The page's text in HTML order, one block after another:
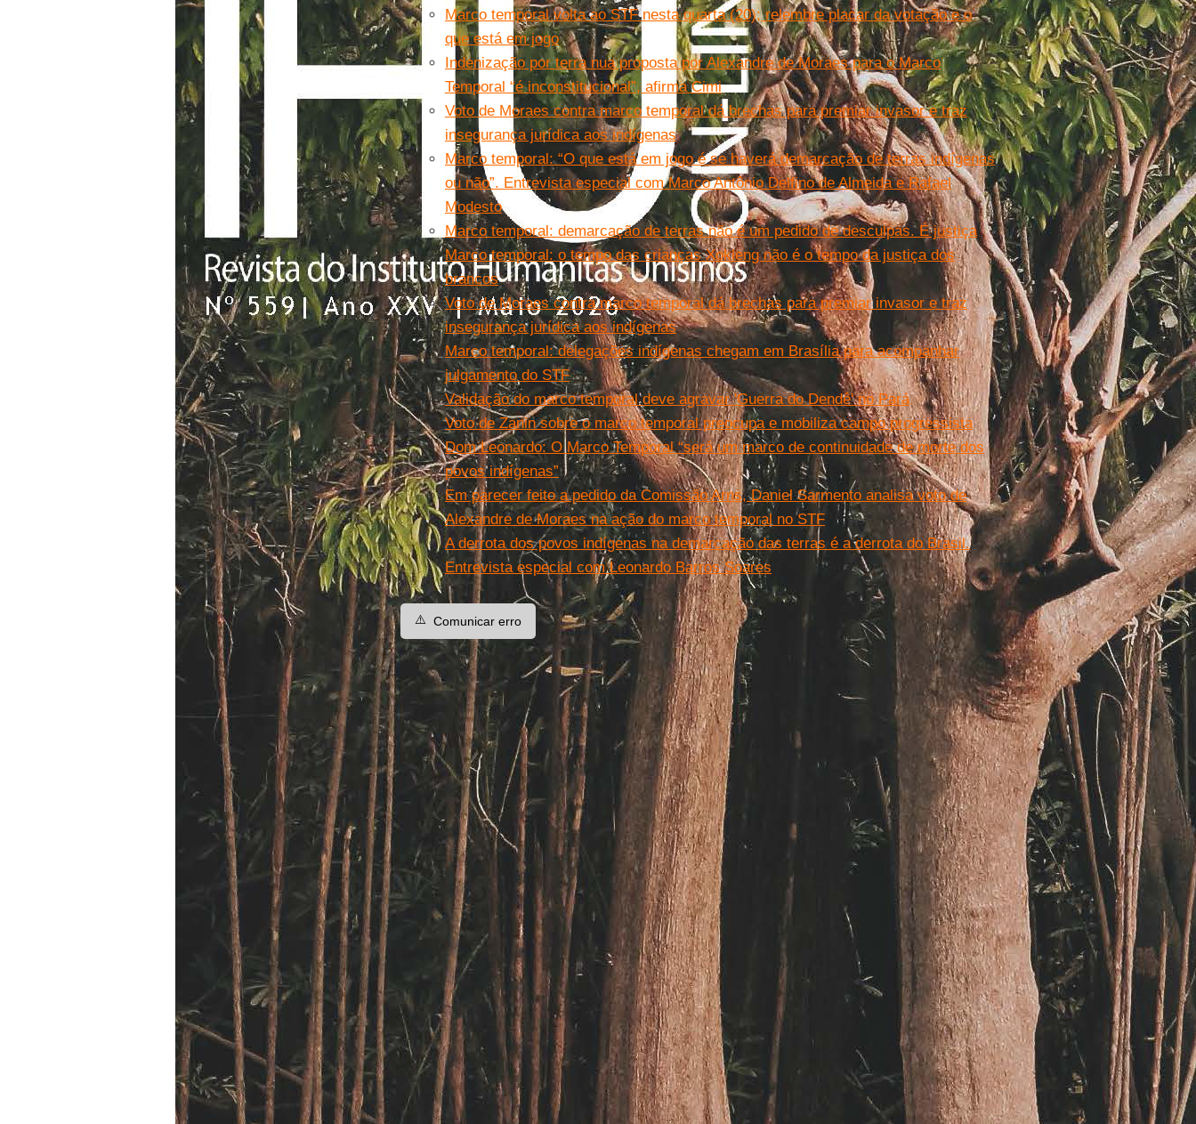
Marco temporal volta ao STF nesta quarta (20); relembre placar da votação e o
que está em jogo
Indenização por terra nua proposta por Alexandre de Moraes para o Marco
Temporal “é inconstitucional”, afirma Cimi
Voto de Moraes contra marco temporal dá brechas para premiar invasor e traz
insegurança jurídica aos indígenas
Marco temporal: “O que está em jogo é se haverá demarcação de terras indígenas
ou não”. Entrevista especial com Marco Antônio Delfino de Almeida e Rafael
Modesto
Marco temporal: demarcação de terras não é um pedido de desculpas. É justiça
Marco temporal: o tempo das crianças Xokleng não é o tempo da justiça dos
brancos
Voto de Moraes contra marco temporal dá brechas para premiar invasor e traz
insegurança jurídica aos indígenas
Marco temporal: delegações indígenas chegam em Brasília para acompanhar
julgamento do STF
Validação do marco temporal deve agravar 'Guerra do Dendê' no Pará
Voto de Zanin sobre o marco temporal preocupa e mobiliza campo progressista
Dom Leonardo: O Marco Temporal “será um marco de continuidade de morte dos
povos indígenas”
Em parecer feito a pedido da Comissão Arns, Daniel Sarmento analisa voto de
Alexandre de Moraes na ação do marco temporal no STF
A derrota dos povos indígenas na demarcação das terras é a derrota do Brasil.
Entrevista especial com Leonardo Barros Soares
⚠️ Comunicar erro